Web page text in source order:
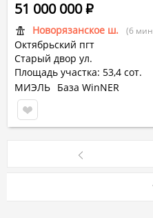
Новорязанское ш. (6
Октябрьский пгт
Старый двор ул.
Площадь участка: 53,4 сот.
51 000 000Р
МИЭЛЬ База WinNER